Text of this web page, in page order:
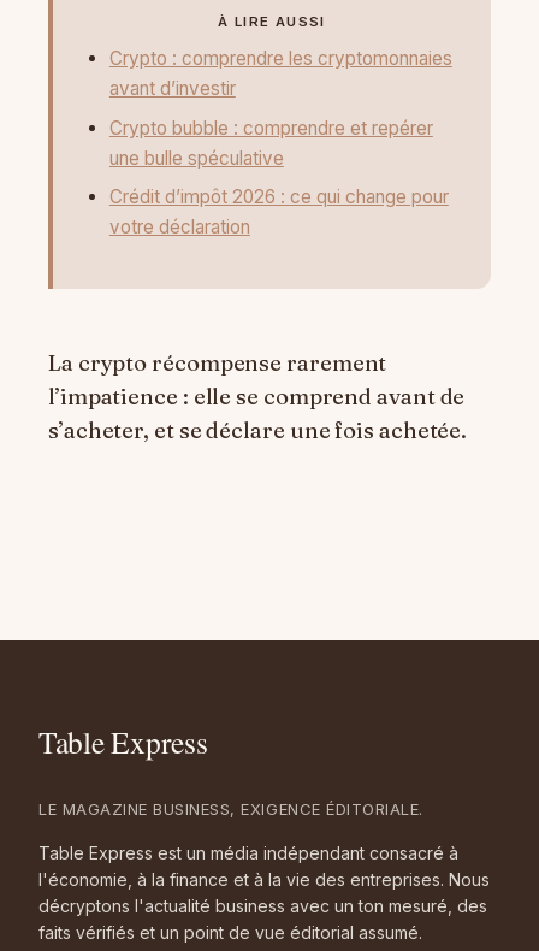
À LIRE AUSSI
Crypto : comprendre les cryptomonnaies
avant d’investir
Crypto bubble : comprendre et repérer
une bulle spéculative
Crédit d’impôt 2026 : ce qui change pour
votre déclaration
La crypto récompense rarement
l’impatience : elle se comprend avant de
s’acheter, et se déclare une fois achetée.
LE MAGAZINE BUSINESS, EXIGENCE ÉDITORIALE.
Table Express est un média indépendant consacré à
l'économie, à la finance et à la vie des entreprises. Nous
décryptons l'actualité business avec un ton mesuré, des
faits vérifiés et un point de vue éditorial assumé.